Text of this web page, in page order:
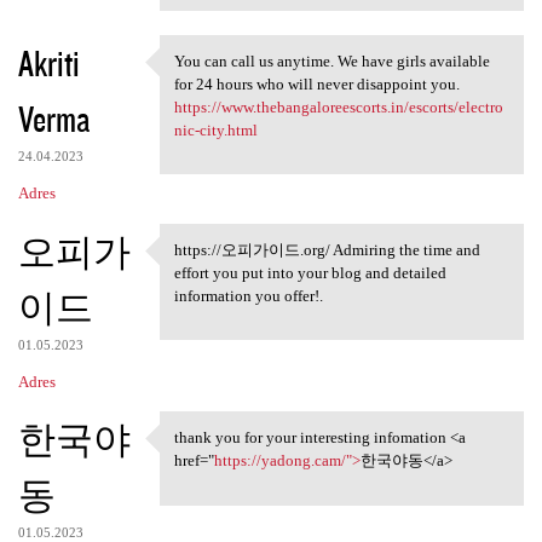
Akriti
Verma
24.04.2023
Adres
You can call us anytime. We
You can call us anytime. We have girls available
for 24 hours who will never disappoint you.
https://www.thebangaloreescorts.in/escorts/electro
nic-city.html
오피가
이드
01.05.2023
Adres
https://오피가이드.org/ Admiring
https://오피가이드.org/ Admiring the time and
effort you put into your blog and detailed
information you offer!.
한국야
동
01.05.2023
thank you for your
thank you for your interesting infomation <a
href="https://yadong.cam/">한국야동</a>